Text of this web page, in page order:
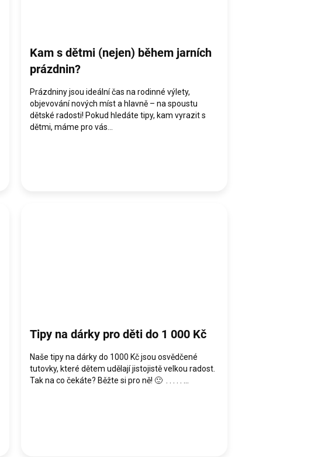
Kam s dětmi (nejen) během jarních
prázdnin?
Prázdniny jsou ideální čas na rodinné výlety,
objevování nových míst a hlavně – na spoustu
dětské radosti! Pokud hledáte tipy, kam vyrazit s
dětmi, máme pro vás...
Tipy na dárky pro děti do 1 000 Kč
Naše tipy na dárky do 1000 Kč jsou osvědčené
tutovky, které dětem udělají jistojistě velkou radost.
Tak na co čekáte? Běžte si pro ně! 🙂 . . . . . ...